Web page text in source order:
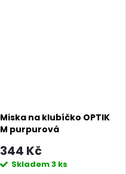
Miska na klubíčko OPTIK
M purpurová
344 Kč
Skladem3 ks